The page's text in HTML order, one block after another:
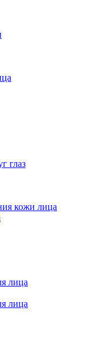
глаз
кожи лица
лица
лица